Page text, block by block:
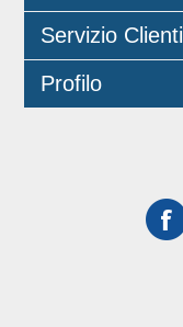
Servizio Clienti
Profilo